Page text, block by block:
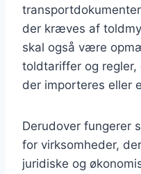
der kræves af
skal også være
toldtariffer og
der importeres eller
Derudover fungerer
for virksomheder,
juridiske og